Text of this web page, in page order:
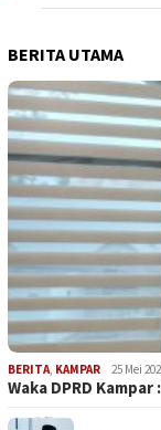
BERITA UTAMA
BERITA, KAMPAR 25 Mei
Waka DPRD